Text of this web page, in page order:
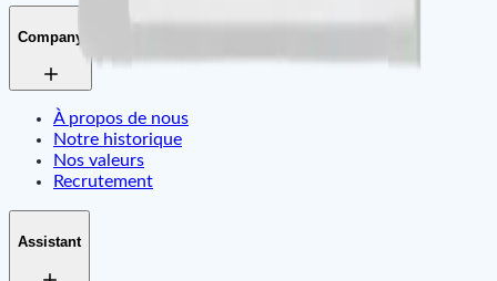
Company
À propos de nous
Notre historique
Nos valeurs
Recrutement
Assistant